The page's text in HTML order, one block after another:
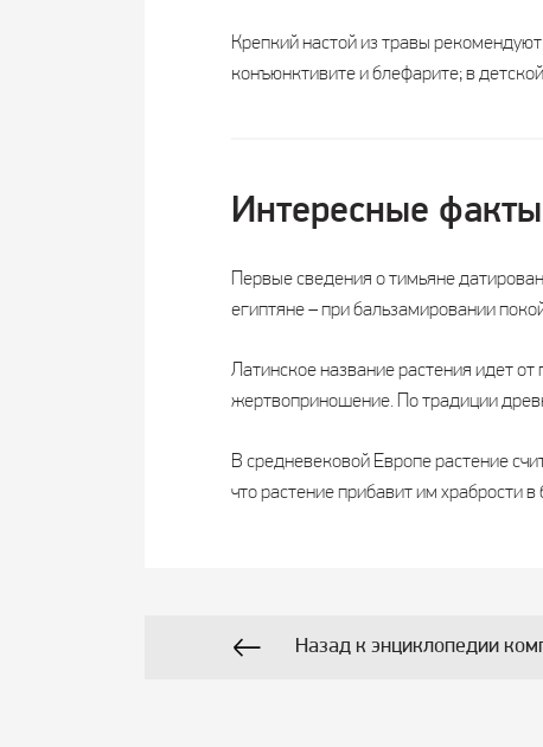
Крепкий настой из травы
конъюнктивите и блефарите; в
Интересные факты
Первые сведения о тимьяне
египтяне – при бальзамировании
Латинское название растения идет
жертвоприношение. По традиции
В средневековой Европе растение
что растение прибавит им храбрости в
Назад к энциклопедии